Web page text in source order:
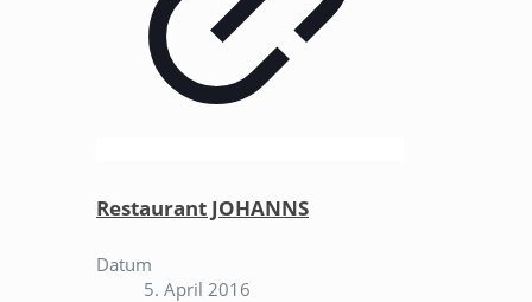
Restaurant JOHANNS
Datum
5. April 2016